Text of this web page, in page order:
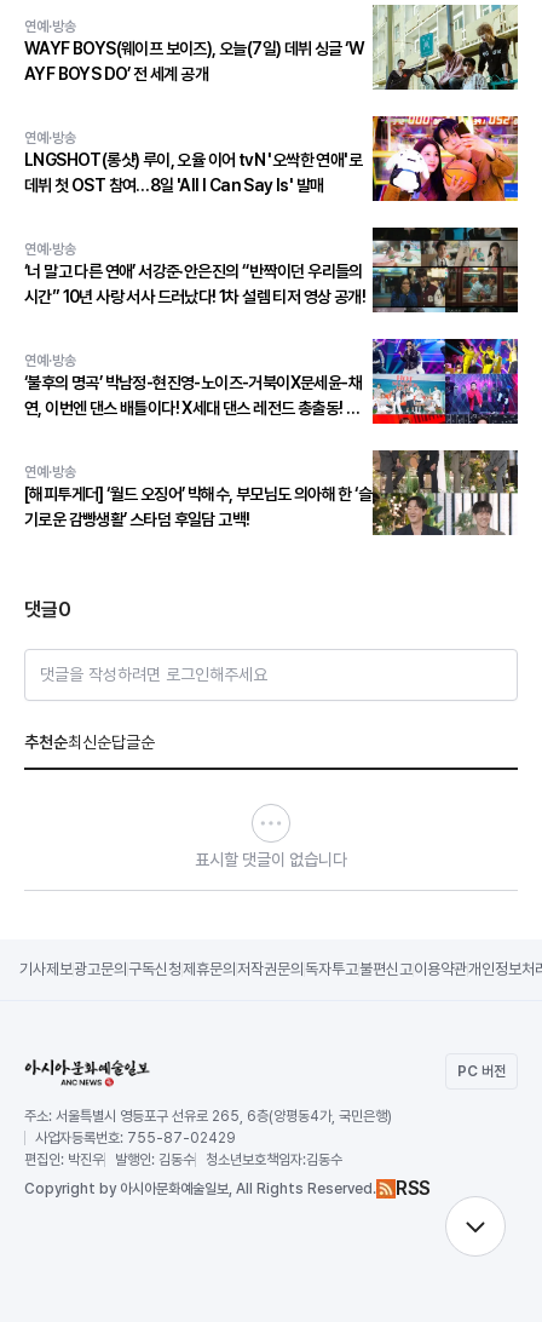
연예·방송
WAYF BOYS(웨이프 보이즈), 오늘(7일) 데뷔 싱글 ‘W
AYF BOYS DO’ 전 세계 공개
연예·방송
LNGSHOT(롱샷) 루이, 오율 이어 tvN '오싹한 연애'로
데뷔 첫 OST 참여…8일 'All I Can Say Is' 발매
연예·방송
‘너 말고 다른 연애’ 서강준·안은진의 “반짝이던 우리들의
시간” 10년 사랑 서사 드러났다! 1차 설렘 티저 영상 공개!
연예·방송
‘불후의 명곡’ 박남정-현진영-노이즈-거북이X문세윤-채
연, 이번엔 댄스 배틀이다! X세대 댄스 레전드 총출동! 댄
연예·방송
[해피투게더] ‘월드 오징어’ 박해수, 부모님도 의아해 한 ‘슬
기로운 감빵생활’ 스타덤 후일담 고백!
댓글0
댓글을 작성하려면 로그인해주세요
추천순최신순답글순
표시할 댓글이 없습니다
기사제보광고문의 구독신청제휴문의 저작권문의 독자투고불편신고이용약관개인정보처
PC 버전
주소: 서울특별시 영등포구 선유로 265, 6층(양평동4가, 국민은행)
사업자등록번호: 755-87-02429
편집인: 박진우 발행인: 김동수 청소년보호책임자:김동수
Copyright by 아시아문화예술일보, All Rights Reserved. RSS